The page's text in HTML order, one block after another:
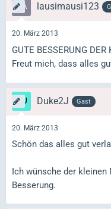
lausimausi123
20. März 2013
GUTE BESSERUNG DER
Freut mich, dass alles
Duke2J Gast
20. März 2013
Schön das alles gut
Ich wünsche der kleinen
Besserung.